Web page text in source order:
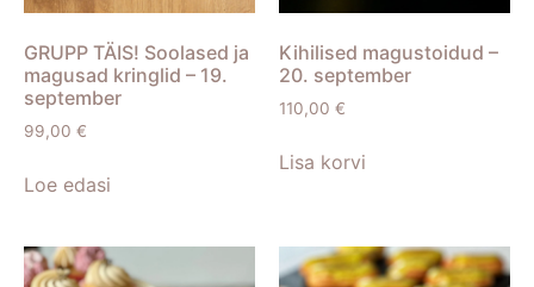
GRUPP TÄIS! Soolased ja
magusad kringlid – 19.
september
99,00 €
Loe edasi
Kihilised magustoidud –
20. september
110,00 €
Lisa korvi